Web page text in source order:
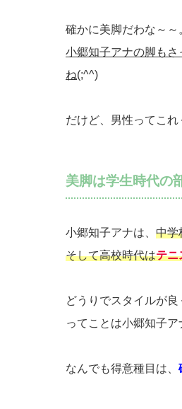
確かに美脚だわな～～
小郷知子アナの脚も
ね(;^^)
だけど、男性ってこ
美脚は学生時代の
小郷知子アナは、 中学
そして高校時代はテニ
どうりでスタイルが
ってことは小郷知子
なんでも得意種目は、